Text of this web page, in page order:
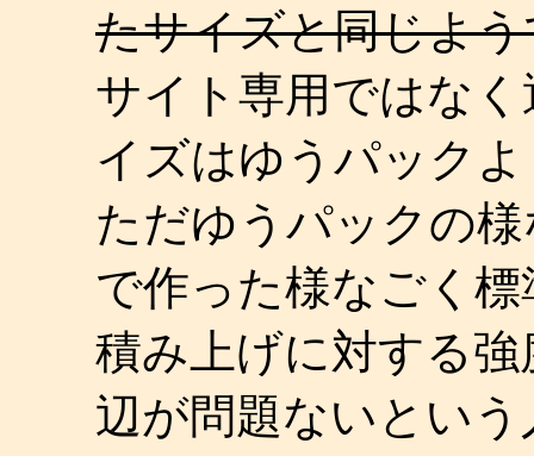
たサイズと同じよ
サイト専用ではな
イズはゆうパック
ただゆうパックの
で作った様なごく
積み上げに対する
辺が問題ないとい